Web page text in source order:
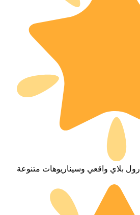
رول بلاي واقعي وسيناريوهات متنوعة